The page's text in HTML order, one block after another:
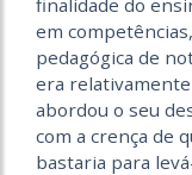
finalidade do
em
pedagógica de
era
abordou o seu
com a crença de
bastaria para